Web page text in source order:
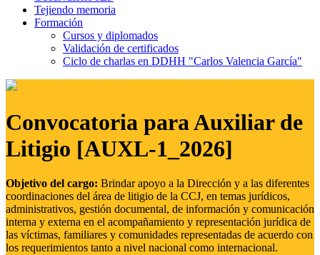
Tejiendo memoria
Formación
Cursos y diplomados
Validación de certificados
Ciclo de charlas en DDHH "Carlos Valencia García"
Convocatoria para Auxiliar de
Litigio [AUXL-1_2026]
Objetivo del cargo: Brindar apoyo a la Dirección y a las diferentes
coordinaciones del área de litigio de la CCJ, en temas jurídicos,
administrativos, gestión documental, de información y comunicación
interna y externa en el acompañamiento y representación jurídica de
las víctimas, familiares y comunidades representadas de acuerdo con
los requerimientos tanto a nivel nacional como internacional.